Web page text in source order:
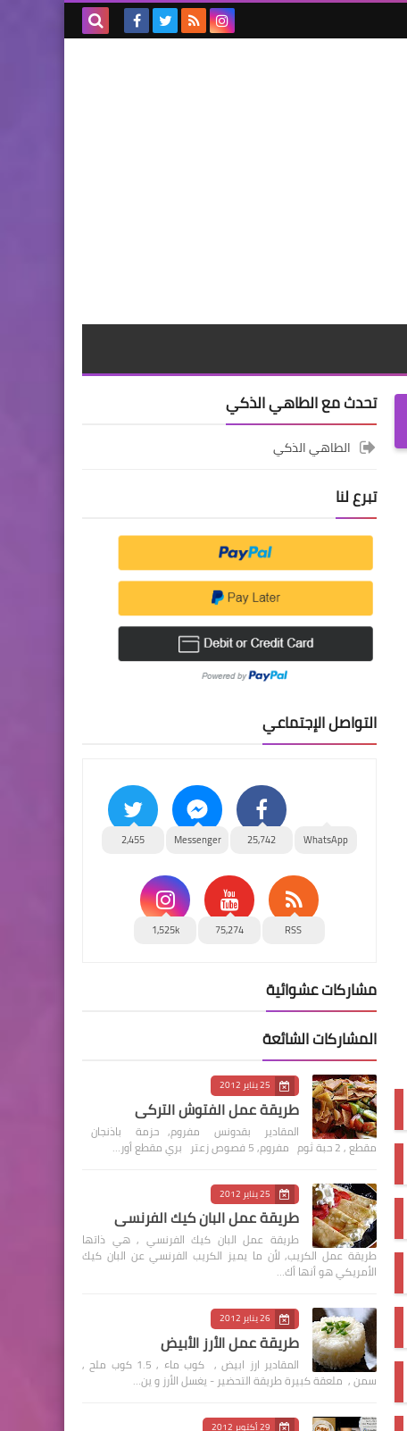
تحدث مع الطاهي الذكي
الطاهي الذكي
تبرع لنا
التواصل الإجتماعي
WhatsApp
25,742
Messenger
2,455
RSS
75,274
1,525k
مشاركات عشوائية
المشاركات الشائعة
25 يناير 2012
طريقة عمل الفتوش التركي
المقادير بقدونس مفروم, حزمة باذنجان
مقطع , 2 حبة ثوم مفروم, 5 فصوص زعتر بري مقطع أور…
25 يناير 2012
طريقة عمل البان كيك الفرنسي
طريقة عمل البان كيك الفرنسي , هي ذاتها
طريقة عمل الكريب, لأن ما يميز الكريب الفرنسي عن البان كيك
الأمريكي هو أنها أك…
26 يناير 2012
طريقة عمل الأرز الأبيض
المقادير ارز ابيض , كوب ماء , 1.5 كوب ملح ,
سمن , ملعقة كبيرة طريقة التحضير - يغسل الأرز و ين…
29 أكتوبر 2012